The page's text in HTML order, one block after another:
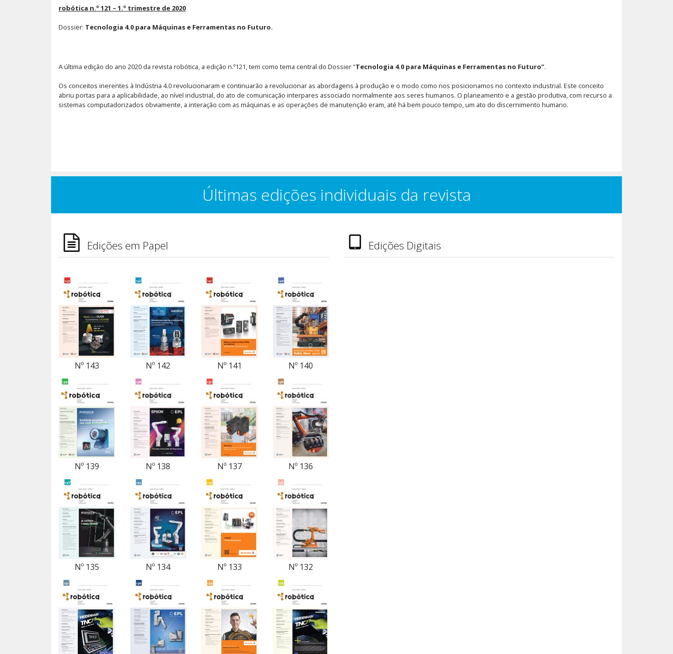
robótica n.º 121 – 1.º trimestre de 2020
Dossier: Tecnologia 4.0 para Máquinas e Ferramentas no Futuro.
A última edição do ano 2020 da revista robótica, a edição n.º121, tem como tema central do Dossier “Tecnologia 4.0 para Máquinas e Ferramentas no Futuro”.
Os conceitos inerentes à Indústria 4.0 revolucionaram e continuarão a revolucionar as abordagens à produção e o modo como nos posicionamos no contexto industrial. Este conceito
abriu portas para a aplicabilidade, ao nível industrial, do ato de comunicação interpares associado normalmente aos seres humanos. O planeamento e a gestão produtiva, com recurso a
sistemas computadorizados obviamente, a interação com as máquinas e as operações de manutenção eram, até há bem pouco tempo, um ato do discernimento humano.
Últimas edições individuais da revista
Edições em Papel
Nº 143 Nº 142 Nº 141 Nº 140
Nº 139 Nº 138 Nº 137 Nº 136
Nº 135 Nº 134 Nº 133 Nº 132
Edições Digitais